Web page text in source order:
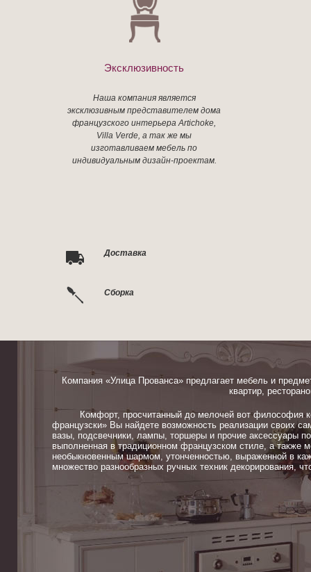
Эксклюзивность
Наша компания является
эксклюзивным представителем дома
французского интерьера Artichoke,
Villa Verde, а так же мы
изготавливаем мебель по
индивидуальным дизайн-проектам.
Доставка
Сборка
Компания «Улица Прованса» предлагает мебель и
квартир,
Комфорт, просчитанный до мелочей вот философия
французски» Вы найдете возможность реализации своих
вазы, подсвечники, лампы, торшеры и прочие аксессуары
выполненная в традиционном французском стиле, а также
необыкновенным шармом, утонченностью, выраженной в
множество разнообразных ручных техник декорирования,